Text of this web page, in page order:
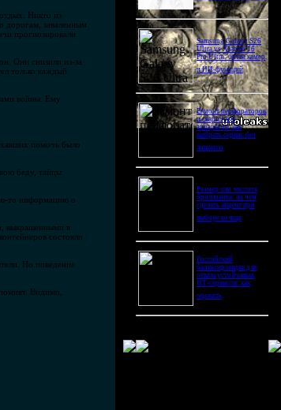
Никто из
дорогам, заваленным
прогнозировали
Они снизили из-за
только каждый
войны. Ему
помочь было
беду, тайцы
то информацию о
выкрашенными в
состояли
Но поведение
Видимо,
Samsung Galaxy S26
Ultra vs Xiaomi 16
Pro Ultra: битва камер
и ИИ-функций
Ремонт перфораторов
и сварочных
аппаратов: как
выбрать сервис без
лишнего
Размер или чистота
бриллианта: на чем
сделать акцент при
выборе кольца
Российский
балансировщик для
отказоустойчивых
ИТ-сервисов: как
оценить